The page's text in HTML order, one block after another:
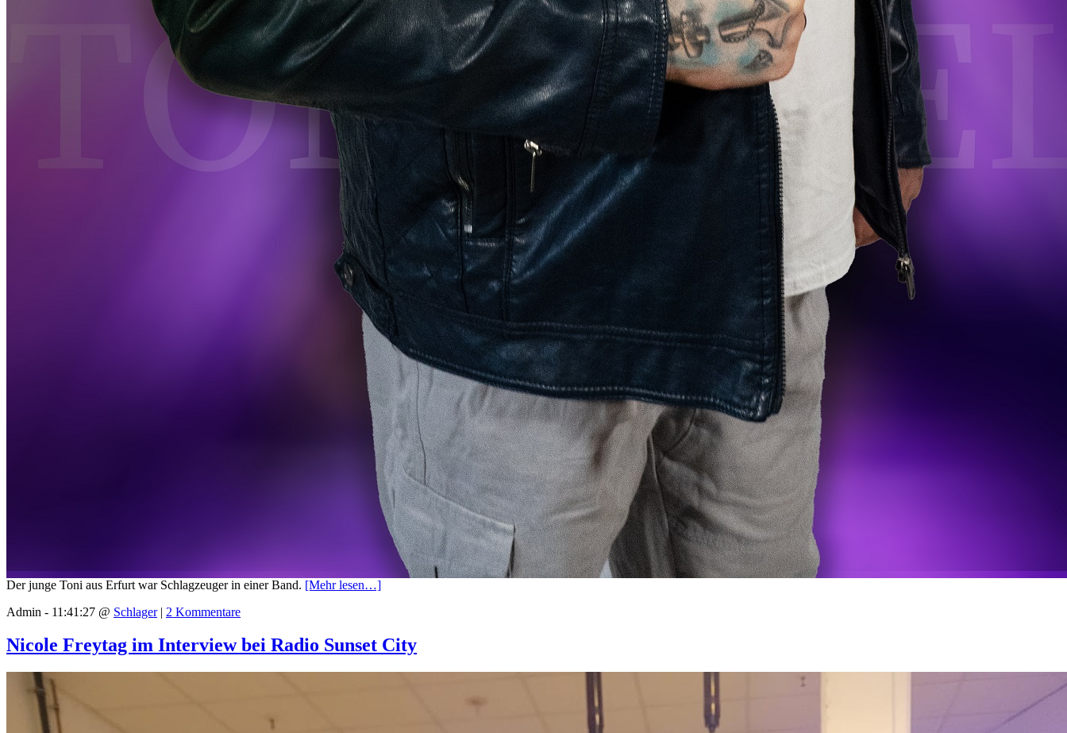
Der junge Toni aus Erfurt war Schlagzeuger in einer Band. [Mehr lesen…]
Admin - 11:41:27 @ Schlager| 2 Kommentare
Nicole Freytag im Interview bei Radio Sunset City